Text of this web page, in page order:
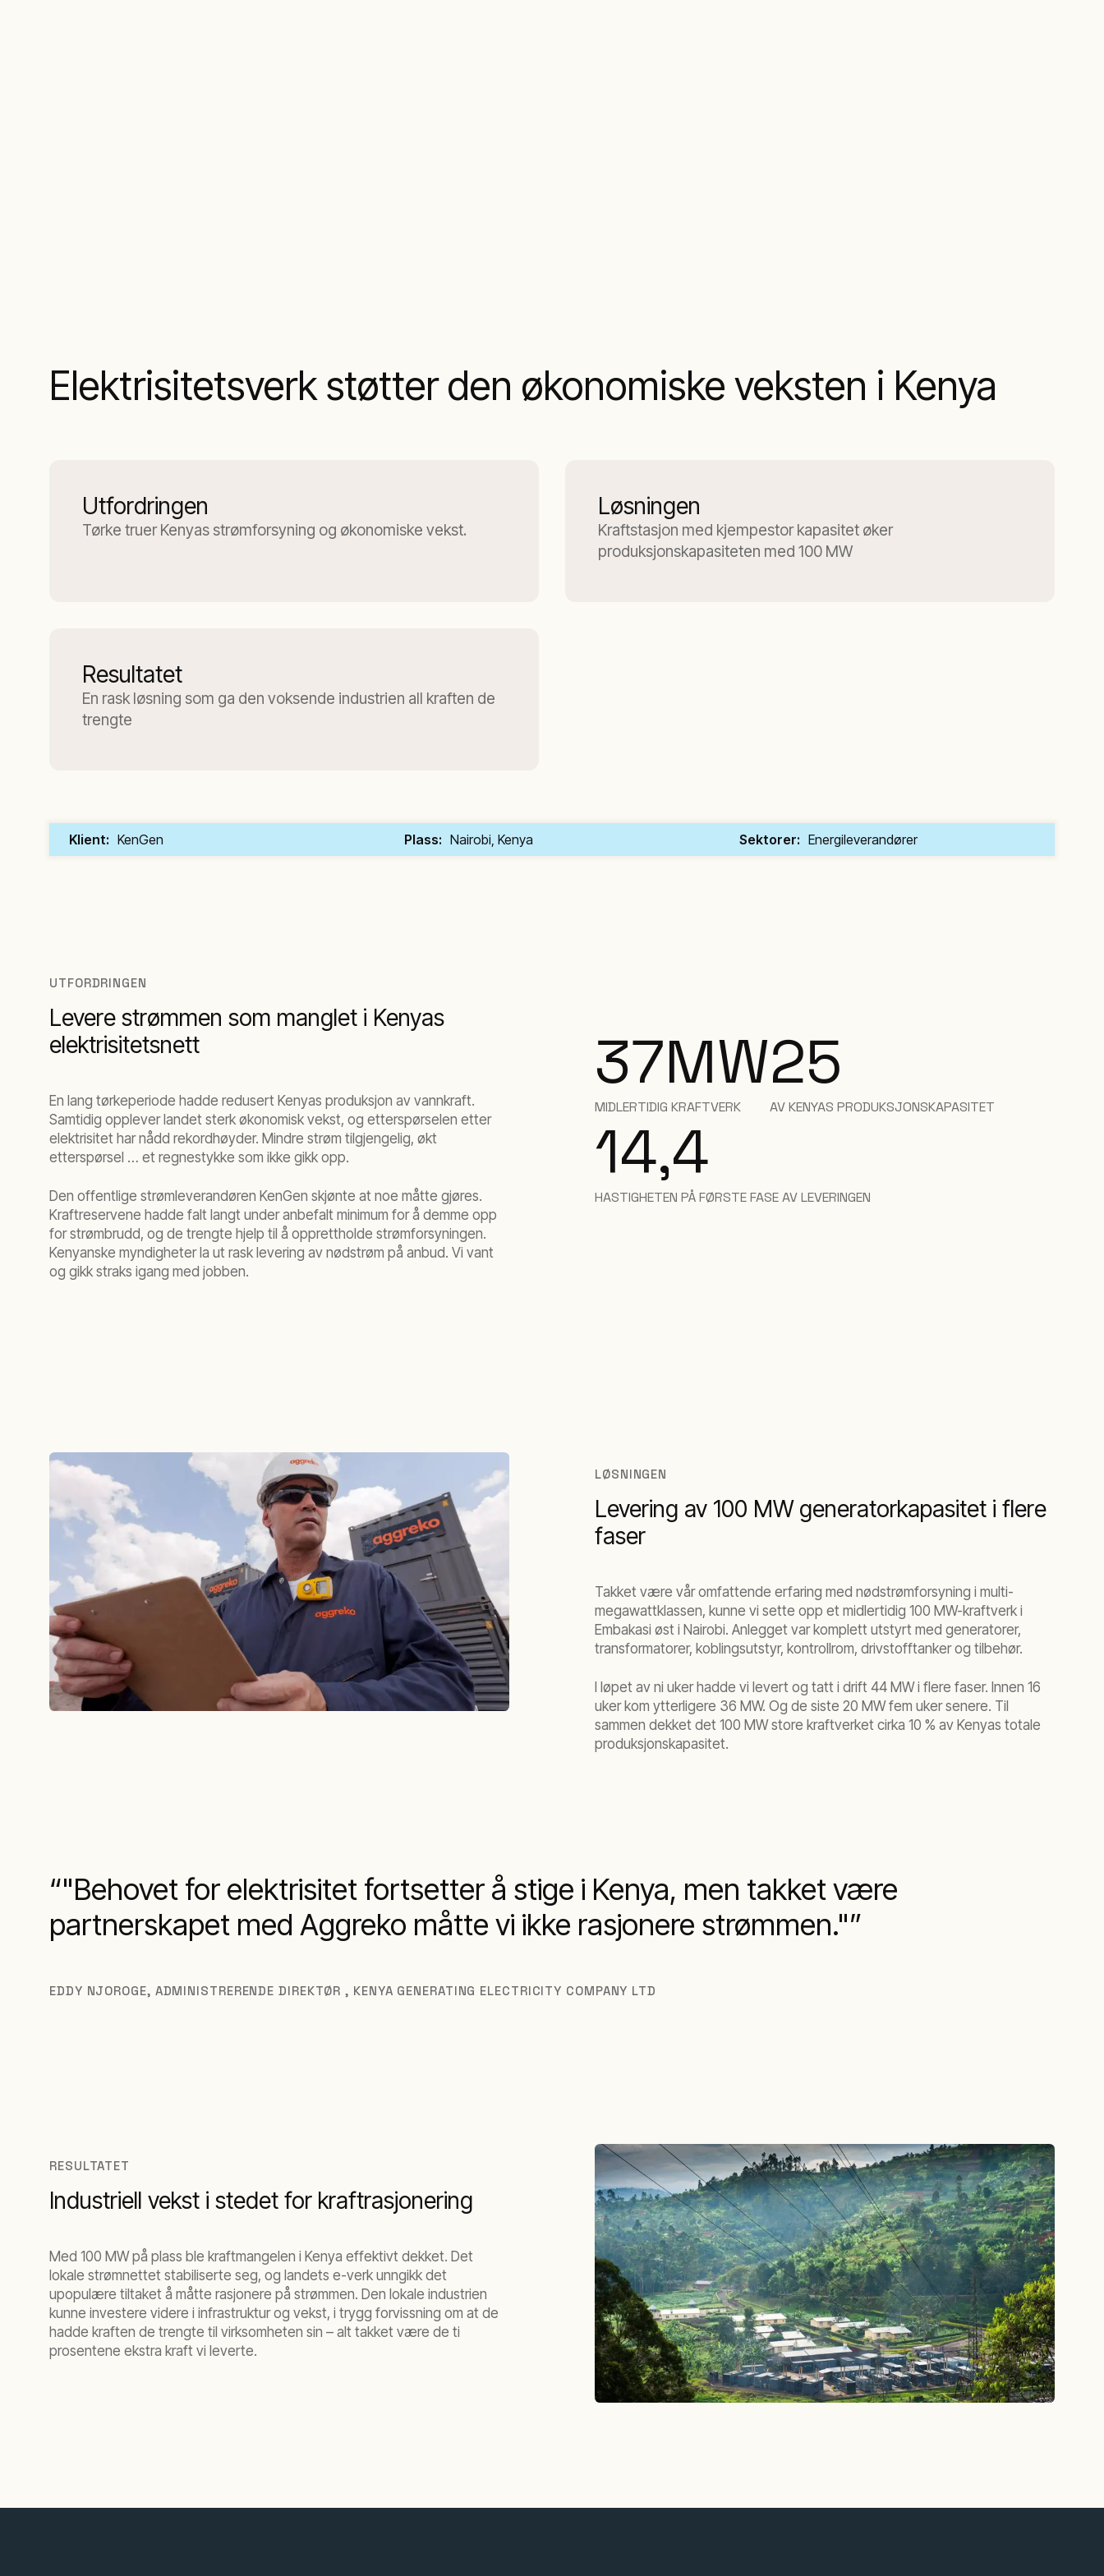
Elektrisitetsverk støtter den økonomiske veksten i Kenya
Utfordringen
Tørke truer Kenyas strømforsyning og økonomiske vekst.
Løsningen
Kraftstasjon med kjempestor kapasitet øker
produksjonskapasiteten med 100 MW
Resultatet
En rask løsning som ga den voksende industrien all kraften de
trengte
Klient: KenGen Plass: Nairobi, Kenya Sektorer: Energileverandører
UTFORDRINGEN
Levere strømmen som manglet i Kenyas
elektrisitetsnett
En lang tørkeperiode hadde redusert Kenyas produksjon av vannkraft.
Samtidig opplever landet sterk økonomisk vekst, og etterspørselen etter
elektrisitet har nådd rekordhøyder. Mindre strøm tilgjengelig, økt
etterspørsel … et regnestykke som ikke gikk opp.
Den offentlige strømleverandøren KenGen skjønte at noe måtte gjøres.
Kraftreservene hadde falt langt under anbefalt minimum for å demme opp
for strømbrudd, og de trengte hjelp til å opprettholde strømforsyningen.
Kenyanske myndigheter la ut rask levering av nødstrøm på anbud. Vi vant
og gikk straks igang med jobben.
37MW
MIDLERTIDIG KRAFTVERK
25
AV KENYAS PRODUKSJONSKAPASITET
14,4
HASTIGHETEN PÅ FØRSTE FASE AV LEVERINGEN
LØSNINGEN
Levering av 100 MW generatorkapasitet i flere
faser
Takket være vår omfattende erfaring med nødstrømforsyning i multi-
megawattklassen, kunne vi sette opp et midlertidig 100 MW-kraftverk i
Embakasi øst i Nairobi. Anlegget var komplett utstyrt med generatorer,
transformatorer, koblingsutstyr, kontrollrom, drivstofftanker og tilbehør.
I løpet av ni uker hadde vi levert og tatt i drift 44 MW i flere faser. Innen 16
uker kom ytterligere 36 MW. Og de siste 20 MW fem uker senere. Til
sammen dekket det 100 MW store kraftverket cirka 10 % av Kenyas totale
produksjonskapasitet.
"Behovet for elektrisitet fortsetter å stige i Kenya, men takket være
partnerskapet med Aggreko måtte vi ikke rasjonere strømmen."
EDDY NJOROGE, ADMINISTRERENDE DIREKTØR , KENYA GENERATING ELECTRICITY COMPANY LTD
RESULTATET
Industriell vekst i stedet for kraftrasjonering
Med 100 MW på plass ble kraftmangelen i Kenya effektivt dekket. Det
lokale strømnettet stabiliserte seg, og landets e-verk unngikk det
upopulære tiltaket å måtte rasjonere på strømmen. Den lokale industrien
kunne investere videre i infrastruktur og vekst, i trygg forvissning om at de
hadde kraften de trengte til virksomheten sin – alt takket være de ti
prosentene ekstra kraft vi leverte.